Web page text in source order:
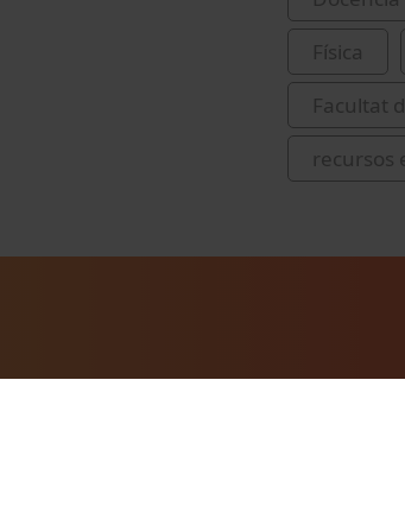
Física
Facultat
recursos